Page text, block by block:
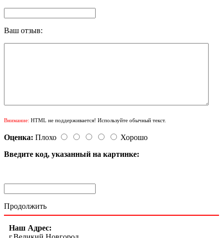
Ваш отзыв:
Внимание: HTML не поддерживается! Используйте обычный текст.
Оценка: Плохо
Хорошо
Введите код, указанный на картинке:
Продолжить
Наш Адрес: